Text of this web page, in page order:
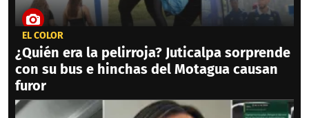
EL COLOR
¿Quién era la pelirroja? Juticalpa sorprende
con su bus e hinchas del Motagua causan
furor